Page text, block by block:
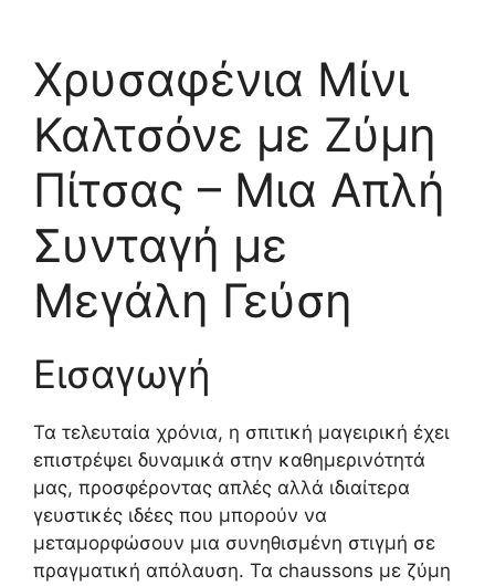
Χρυσαφένια Μίνι
Καλτσόνε με Ζύμη
Πίτσας – Μια Απλή
Συνταγή με
Μεγάλη Γεύση
Εισαγωγή
Τα τελευταία χρόνια, η σπιτική μαγειρική έχει
επιστρέψει δυναμικά στην καθημερινότητά
μας, προσφέροντας απλές αλλά ιδιαίτερα
γευστικές ιδέες που μπορούν να
μεταμορφώσουν μια συνηθισμένη στιγμή σε
πραγματική απόλαυση. Τα chaussons με ζύμη